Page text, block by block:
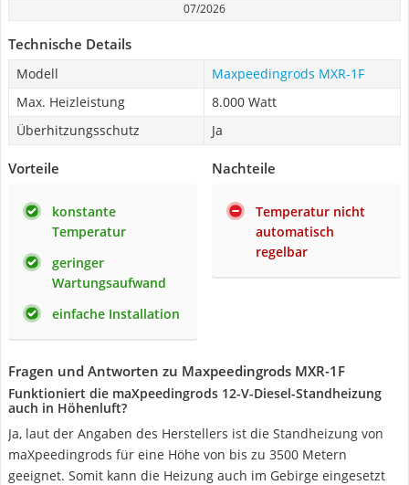
07/2026
Technische Details
Modell
Maxpeedingrods ‎MXR-1F
Max. Heizleistung
8.000 Watt
Überhitzungsschutz
Ja
Vorteile
konstante
Temperatur
geringer
Wartungsaufwand
einfache Installation
Nachteile
Temperatur nicht
automatisch
regelbar
Fragen und Antworten zu Maxpeedingrods ‎MXR-1F
Funktioniert die maXpeedingrods 12-V-Diesel-Standheizung
auch in Höhenluft?
Ja, laut der Angaben des Herstellers ist die Standheizung von
maXpeedingrods für eine Höhe von bis zu 3500 Metern
geeignet. Somit kann die Heizung auch im Gebirge eingesetzt